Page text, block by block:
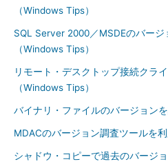
（Windows Tips）
SQL Server 2000／MSDEのバージ
（Windows Tips）
リモート・デスクトップ接続クラ
（Windows Tips）
バイナリ・ファイルのバージョン
MDACのバージョン調査ツールを
シャドウ・コピーで過去のバージ